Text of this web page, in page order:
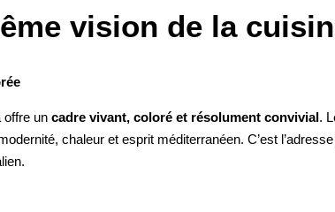
vision de la
offre un cadre vivant, coloré et résolument convivial.
chaleur et esprit méditerranéen. C’est